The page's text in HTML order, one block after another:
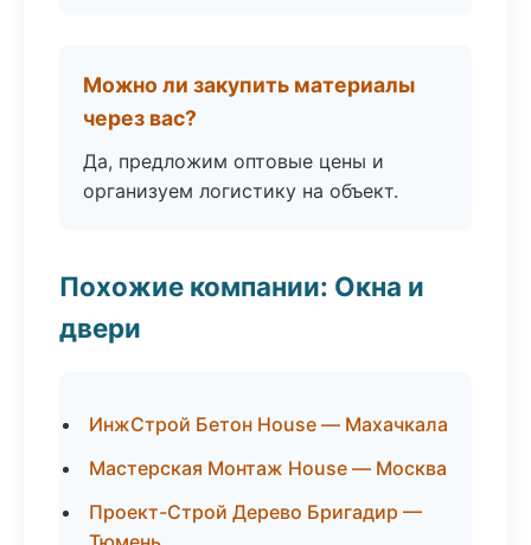
Можно ли закупить материалы
через вас?
Да, предложим оптовые цены и
организуем логистику на объект.
Похожие компании: Окна и
двери
ИнжСтрой Бетон House — Махачкала
Мастерская Монтаж House — Москва
Проект-Строй Дерево Бригадир —